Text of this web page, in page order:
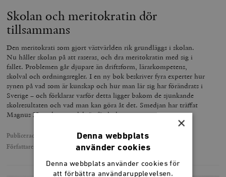
Skolan och meritokratin dör
tillsammans
Den meritokrati som gjort västvärlden rik grundläggs i skolan.
Nu håller skolan på att raseras, och dra meritokratin med sig i
fallet. Problemen går djupare än driftsform, lärarkompetens,
skolval och ordningsregler. I en ny bok beskriver fyra experter hur
synen på vad som är kunskap och hur man lär sig har förändrats i
Sverige – och förklarar varför detta ligger bakom de sjunkande
skolresultaten och vad man kan göra åt det. Smedjan har träffat
Magnus Henrekson, redaktör för boken.
Publicerad
19 september 2017
Författare
×
Denna webbplats
använder cookies
Denna webbplats använder cookies för
att förbättra användarupplevelsen.